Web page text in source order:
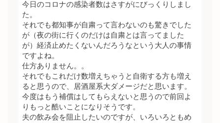
今日のコロナの感染者数はさすがにびっくりしまし
た。
それでも都知事が自粛って言わないのも驚きでした
が（夜の街に行くのだけは自粛とは言ってました
が）経済止めたくないんだろうなという大人の事情
ですよね。
仕方ありません。。
それでもこれだけ数増えちゃうと自衛する方も増え
ると思うので、居酒屋系大ダメージだと思います。
今度はもう補償はしてもらえないと思うので前回よ
りもっと酷いことになりそうです。
夫の飲み会を阻止したいのですが、いろいろともめ